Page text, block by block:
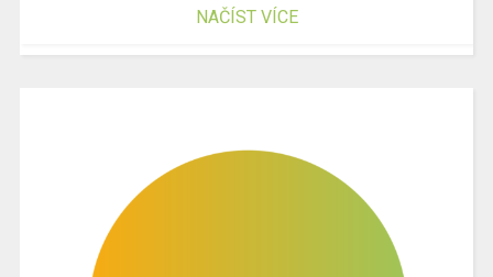
NAČÍST VÍCE